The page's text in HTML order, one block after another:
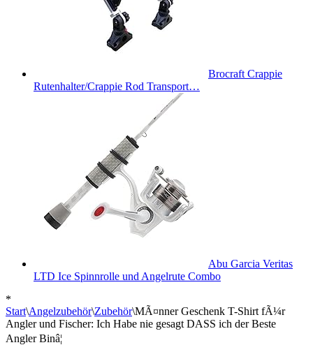
Brocraft Crappie
Rutenhalter/Crappie Rod Transport…
Abu Garcia Veritas
LTD Ice Spinnrolle und Angelrute Combo
*
Start\Angelzubehör\Zubehör\MÃ¤nner Geschenk T-Shirt fÃ¼r
Angler und Fischer: Ich Habe nie gesagt DASS ich der Beste
Angler Binâ¦